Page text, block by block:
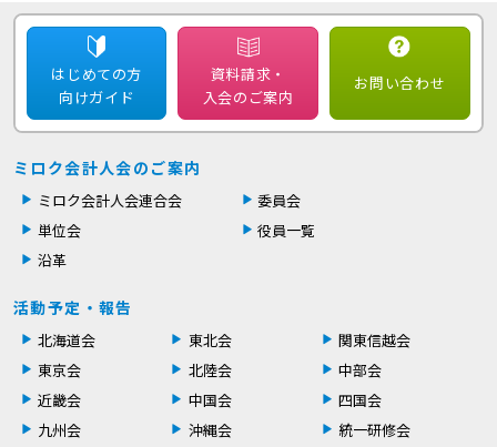
はじめての方
向けガイド
資料請求・
入会のご案内
お問い合わせ
ミロク会計人会のご案内
ミロク会計人会連合会
委員会
単位会
役員一覧
沿革
活動予定・報告
北海道会 東北会
関東信越会
東京会
北陸会
中部会
近畿会
中国会
四国会
九州会
沖縄会 統一研修会